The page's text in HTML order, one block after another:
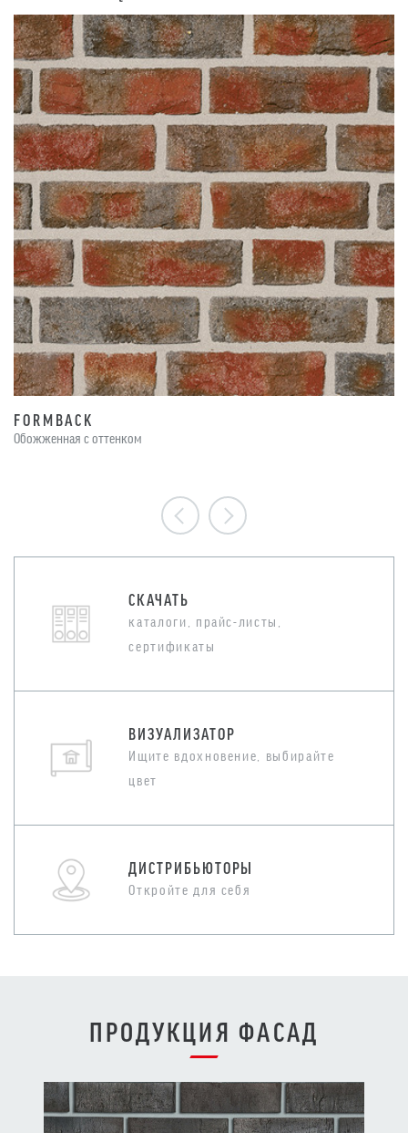
FORMBACK
Обожженная с оттенком
СКАЧАТЬ
каталоги, прайс-листы,
сертификаты
ВИЗУАЛИЗАТОР
Ищите вдохновение, выбирайте
цвет
ДИСТРИБЬЮТОРЫ
Откройте для себя
ПРОДУКЦИЯ ФАСАД